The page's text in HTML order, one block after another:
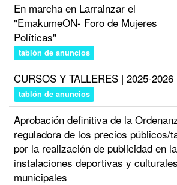
En marcha en Larrainzar el
"EmakumeON- Foro de Mujeres
Políticas"
tablón de anuncios
CURSOS Y TALLERES | 2025-2026
tablón de anuncios
Aprobación definitiva de la
reguladora de los precios públicos/
por la realización de publicidad en
instalaciones deportivas y culturales
municipales